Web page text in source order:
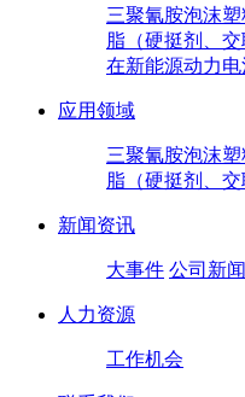
三聚氰胺泡沫塑
脂（硬挺剂、交
在新能源动力电
应用领域
三聚氰胺泡沫塑
脂（硬挺剂、交
新闻资讯
大事件 公司新闻
人力资源
工作机会